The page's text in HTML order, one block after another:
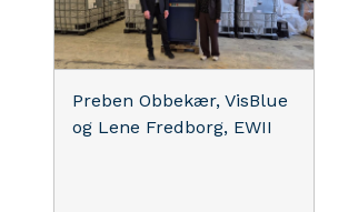
Preben Obbekær, VisBlue
og Lene Fredborg, EWII